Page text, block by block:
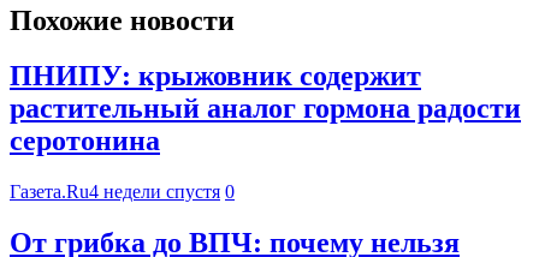
Похожие новости
ПНИПУ: крыжовник содержит
растительный аналог гормона радости
серотонина
Газета.Ru4 недели спустя 0
От грибка до ВПЧ: почему нельзя